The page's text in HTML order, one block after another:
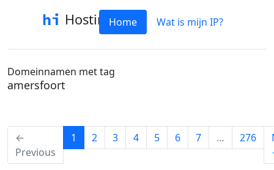
HostinfoHome Wat is mijn IP?
Domeinnamen met tag
amersfoort
←
Previous
1 (current)
2 3 4 5 6 7 … 276